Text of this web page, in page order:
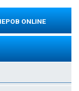
ONLINE